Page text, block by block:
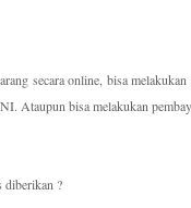
secara online, bisa
Ataupun bisa melakukan
diberikan ?